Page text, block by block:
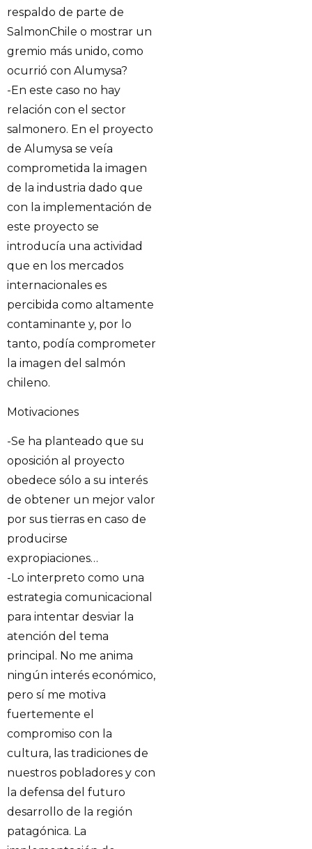
respaldo de parte de
SalmonChile o mostrar un
gremio más unido, como
ocurrió con Alumysa?
-En este caso no hay
relación con el sector
salmonero. En el proyecto
de Alumysa se veía
comprometida la imagen
de la industria dado que
con la implementación de
este proyecto se
introducía una actividad
que en los mercados
internacionales es
percibida como altamente
contaminante y, por lo
tanto, podía comprometer
la imagen del salmón
chileno.
Motivaciones
-Se ha planteado que su
oposición al proyecto
obedece sólo a su interés
de obtener un mejor valor
por sus tierras en caso de
producirse
expropiaciones…
-Lo interpreto como una
estrategia comunicacional
para intentar desviar la
atención del tema
principal. No me anima
ningún interés económico,
pero sí me motiva
fuertemente el
compromiso con la
cultura, las tradiciones de
nuestros pobladores y con
la defensa del futuro
desarrollo de la región
patagónica. La